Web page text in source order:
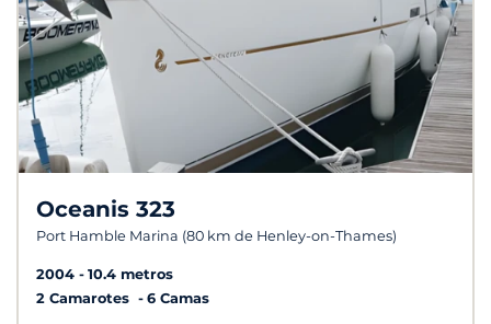
Oceanis 323
Port Hamble Marina (80 km de Henley-on-Thames)
2004
10.4 metros
2 Camarotes
6 Camas